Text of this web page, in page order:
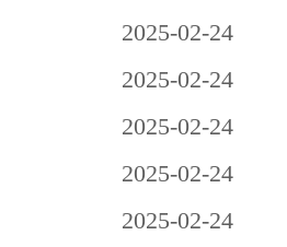
2025-02-24
2025-02-24
2025-02-24
2025-02-24
2025-02-24